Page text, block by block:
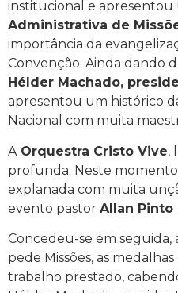
institucional e apresentou
Administrativa de
importância da
Convenção. Ainda dando
Hélder Machado,
apresentou um histórico
Nacional com muita
A Orquestra Cristo Vive,
profunda. Neste
explanada com muita
evento pastor Allan Pinto
Concedeu-se em seguida,
pede Missões, as
trabalho prestado,